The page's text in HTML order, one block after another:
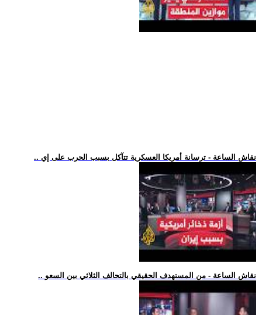
.. نقاش الساعة - ترسانة أمريكا العسكرية تتآكل بسبب الحرب على إي
.. نقاش الساعة - من المستهدف الحقيقي بالتحالف الثلاثي بين السعو